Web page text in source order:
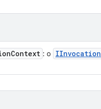
Context : o IInvocation